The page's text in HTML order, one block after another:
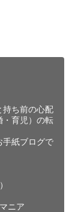
持ち前の心配
・育児）の転
手紙ブログで
ニア